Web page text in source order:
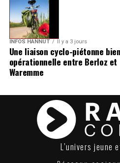
INFOS HANNUT Il y a 3 jours
Une liaison cyclo-piétonne
opérationnelle entre Berloz et
Waremme
L’univers jeune